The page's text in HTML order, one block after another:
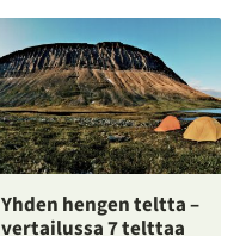
Yhden hengen teltta –
vertailussa 7 telttaa